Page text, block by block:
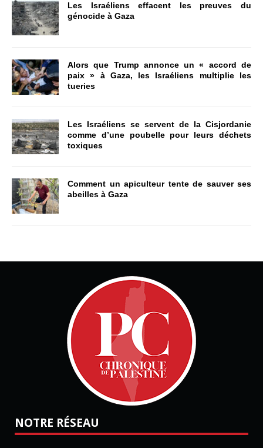
Les Israéliens effacent les preuves du
génocide à Gaza
Alors que Trump annonce un « accord de
paix » à Gaza, les Israéliens multiplie les
tueries
Les Israéliens se servent de la Cisjordanie
comme d’une poubelle pour leurs déchets
toxiques
Comment un apiculteur tente de sauver ses
abeilles à Gaza
NOTRE RÉSEAU